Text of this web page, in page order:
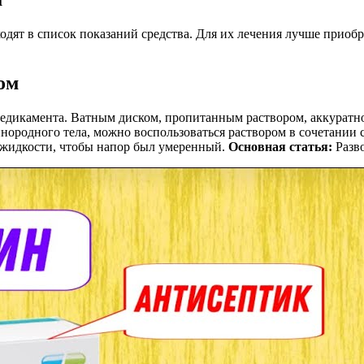
в список показаний средства. Для их лечения лучше
Ватным диском, пропитанным раствором,
тела, можно воспользоваться раствором в
чтобы напор был умеренный. Основная статья: